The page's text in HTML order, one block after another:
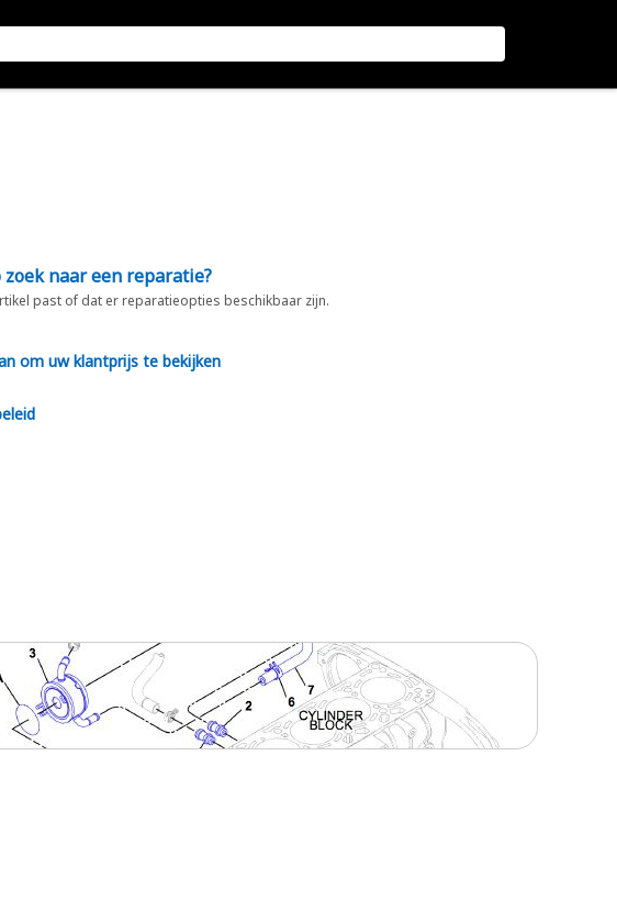
naar een reparatie?
past of dat er reparatieopties beschikbaar zijn.
om uw klantprijs te bekijken